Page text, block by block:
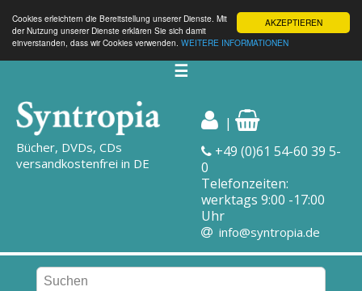
AKZEPTIEREN
Cookies erleichtern die Bereitstellung unserer Dienste. Mit
der Nutzung unserer Dienste erklären Sie sich damit
einverstanden, dass wir Cookies verwenden. WEITERE INFORMATIONEN
☰
Bücher, DVDs, CDs
versandkostenfrei in DE
|
+49 (0)61 54-60 39 5-
0
Telefonzeiten:
werktags 9:00 -17:00
Uhr
info@syntropia.de